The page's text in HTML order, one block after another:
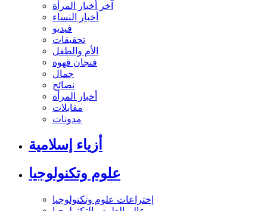
آخر أخبار المرأة
أخبار النساء
فيديو
تحقيقات
الأم والطفل
فنجان قهوة
جمال
نصائح
أخبار المرأة
مقابلات
مدونات
أزياء إسلامية
علوم وتكنولوجيا
إختراعات علوم وتكنولوجيا